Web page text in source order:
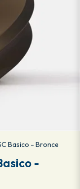
Basico - Bronce
-